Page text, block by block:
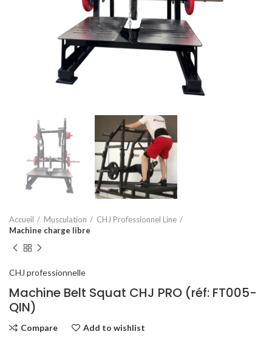
Accueil Musculation
CHJ Professionnel Line
Machine charge libre
CHJ professionnelle
Machine Belt Squat CHJ PRO (réf: FT005-
QIN)
Compare Add to wishlist